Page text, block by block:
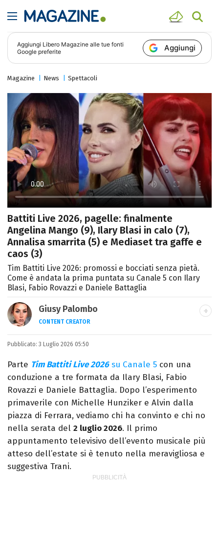
Aggiungi Libero Magazine alle tue fonti
Google preferite
Aggiungi
Magazine News Spettacoli
Battiti Live 2026, pagelle: finalmente
Angelina Mango (9), Ilary Blasi in calo (7),
Annalisa smarrita (5) e Mediaset tra gaffe e
caos (3)
Tim Battiti Live 2026: promossi e bocciati senza pietà.
Come è andata la prima puntata su Canale 5 con Ilary
Blasi, Fabio Rovazzi e Daniele Battaglia
Giusy Palombo
CONTENT CREATOR
LINKEDIN
INSTAGRAM ALTRI SITI
Giornalista e content creator. Racconto
cultura pop e spettacolo tra articoli e
video, con uno stile diretto e autoriale.
Pubblicato: 3 Luglio 2026 05:50
Parte Tim Battiti Live 2026su Canale 5 con una
conduzione a tre formata da Ilary Blasi, Fabio
Rovazzi e Daniele Battaglia. Dopo l’esperimento
primaverile con Michelle Hunziker e Alvin dalla
piazza di Ferrara, vediamo chi ha convinto e chi no
nella serata del 2 luglio 2026. Il primo
appuntamento televisivo dell’evento musicale più
atteso dell’estate si è tenuto nella meravigliosa e
suggestiva Trani.